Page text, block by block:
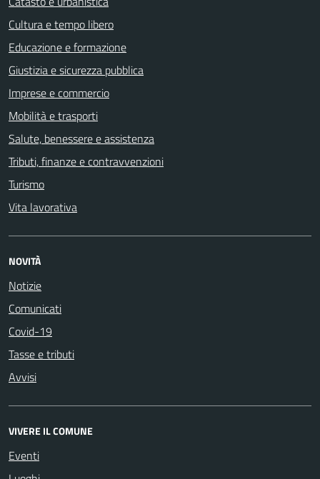
Cultura e tempo libero
Educazione e formazione
Giustizia e sicurezza pubblica
Imprese e commercio
Mobilità e trasporti
Salute, benessere e assistenza
Tributi, finanze e contravvenzioni
Turismo
Vita lavorativa
NOVITÀ
Notizie
Comunicati
Covid-19
Tasse e tributi
Avvisi
VIVERE IL COMUNE
Eventi